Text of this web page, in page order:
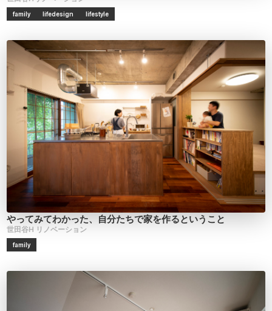
family lifedesign lifestyle
やってみてわかった、自分たちで家を作るということ
世田谷H リノベーション
family